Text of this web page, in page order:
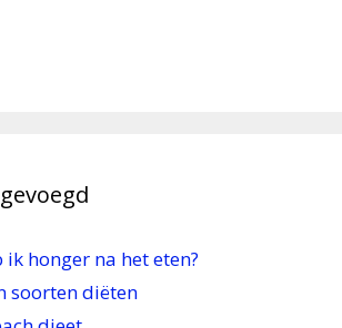
honger na het eten?
soorten diëten